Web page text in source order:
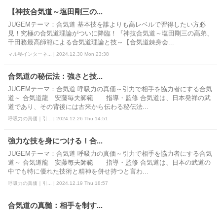
【神技合気道～塩田剛三の...
JUGEMテーマ：合気道 基本技を誰よりも高レベルで習得したい方必
見！究極の合気道理論がついに降臨！『神技合気道～塩田剛三の高弟、
千田務最高師範による合気道理論と技～【合気道錬身会...
マル秘インターネ... | 2024.12.30 Mon 23:38
合気道の秘伝法：強さと技...
JUGEMテーマ：合気道 呼吸力の真価～引力で相手を協力者にする合気
道～ 合気道龍 安藤毎夫師範 指導・監修 合気道は、日本発祥の武
道であり、その背後には古来から伝わる秘伝法...
呼吸力の真価｜引... | 2024.12.26 Thu 14:51
強力な技を身につける！合...
JUGEMテーマ：合気道 呼吸力の真価～引力で相手を協力者にする合気
道～ 合気道龍 安藤毎夫師範 指導・監修 合気道は、日本の武道の
中でも特に優れた技術と精神を併せ持つと言わ...
呼吸力の真価｜引... | 2024.12.19 Thu 18:57
合気道の真髄：相手を制す...